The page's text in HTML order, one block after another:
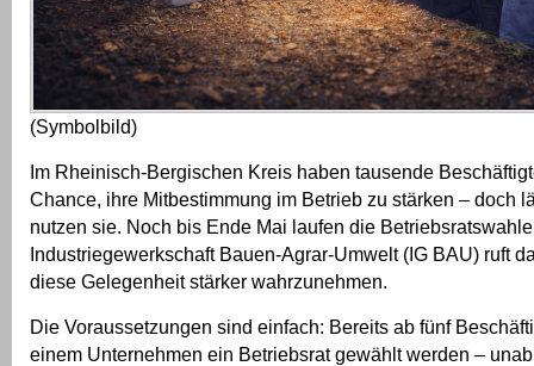
(Symbolbild)
Im Rheinisch-Bergischen Kreis haben tausende
Chance, ihre Mitbestimmung im Betrieb zu stärken – doch
nutzen sie. Noch bis Ende Mai laufen die
Industriegewerkschaft Bauen-Agrar-Umwelt (IG BAU) ruft
diese Gelegenheit stärker wahrzunehmen.
Die Voraussetzungen sind einfach: Bereits ab fünf
einem Unternehmen ein Betriebsrat gewählt werden –